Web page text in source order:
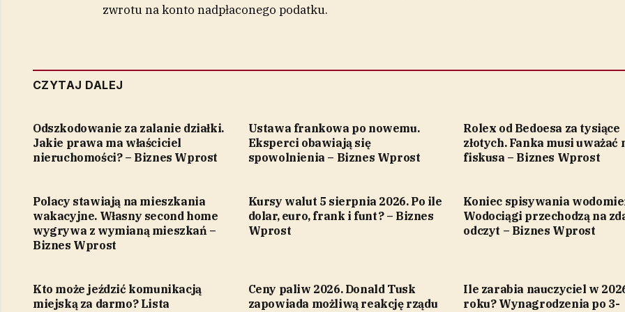
zwrotu na konto nadpłaconego podatku.
CZYTAJ DALEJ
Odszkodowanie za zalanie działki.
Jakie prawa ma właściciel
nieruchomości? – Biznes Wprost
Ustawa frankowa po nowemu.
Eksperci obawiają się
spowolnienia – Biznes Wprost
Rolex od Bedoesa za tysiące
złotych. Fanka musi uważać
fiskusa – Biznes Wprost
Polacy stawiają na mieszkania
wakacyjne. Własny second home
wygrywa z wymianą mieszkań –
Biznes Wprost
Kursy walut 5 sierpnia 2026. Po ile
dolar, euro, frank i funt? – Biznes
Wprost
Koniec spisywania
Wodociągi przechodzą na
odczyt – Biznes Wprost
Kto może jeździć komunikacją
miejską za darmo? Lista
Ceny paliw 2026. Donald Tusk
zapowiada możliwą reakcję rządu
Ile zarabia nauczyciel w
roku? Wynagrodzenia po 3-